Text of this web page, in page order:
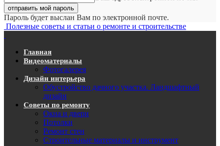
Пароль будет выслан Вам по электронной почте.
Полезные советы и статьи о ремонте и строительстве
Главная
Видеоматериалы
Фотогалерея
Дизайн интерьера
Обустройство дачного участка. Ландшафтный
дизайн
Советы по ремонту
Окна и двери
Потолки
Ремонт стен
Строительные материалы и инструмент